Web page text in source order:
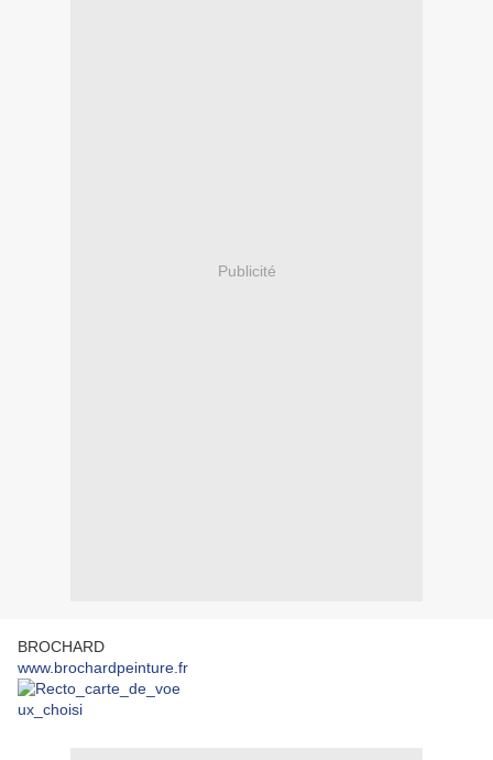
Publicité
BROCHARD
www.brochardpeinture.fr